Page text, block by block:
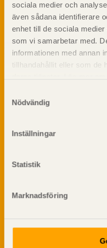
sociala medier och
även sådana identifierare
enhet till de sociala
som vi samarbetar med.
informationen med annan
tillhandahållit eller som de
Nödvändig
Inställningar
Statistik
Marknadsföring
Svenskt Träs
sågverksnärings
beskriva träprodukter
egenskaper.